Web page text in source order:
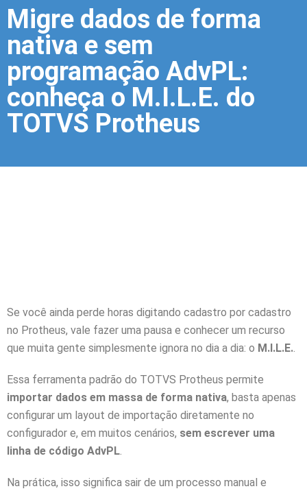
Migre dados de forma
nativa e sem
programação AdvPL:
conheça o M.I.L.E. do
TOTVS Protheus
Se você ainda perde horas digitando cadastro por cadastro
no Protheus, vale fazer uma pausa e conhecer um recurso
que muita gente simplesmente ignora no dia a dia: o M.I.L.E..
Essa ferramenta padrão do TOTVS Protheus permite
importar dados em massa de forma nativa, basta apenas
configurar um layout de importação diretamente no
configurador e, em muitos cenários, sem escrever uma
linha de código AdvPL.
Na prática, isso significa sair de um processo manual e